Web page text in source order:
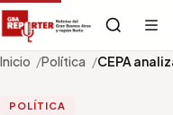
Inicio Política CEPA
POLÍTICA